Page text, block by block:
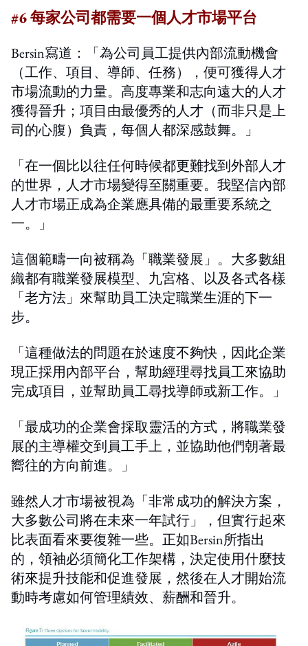
#6 每家公司都需要一個人才市場平台
Bersin寫道：「為公司員工提供內部流動機會
（工作、項目、導師、任務），便可獲得人才
市場流動的力量。高度專業和志向遠大的人才
獲得晉升；項目由最優秀的人才（而非只是上
司的心腹）負責，每個人都深感鼓舞。」
「在一個比以往任何時候都更難找到外部人才
的世界，人才市場變得至關重要。我堅信內部
人才市場正成為企業應具備的最重要系統之
一。」
這個範疇一向被稱為「職業發展」。大多數組
織都有職業發展模型、九宮格、以及各式各樣
「老方法」來幫助員工決定職業生涯的下一
步。
「這種做法的問題在於速度不夠快，因此企業
現正採用內部平台，幫助經理尋找員工來協助
完成項目，並幫助員工尋找導師或新工作。」
「最成功的企業會採取靈活的方式，將職業發
展的主導權交到員工手上，並協助他們朝著最
嚮往的方向前進。」
雖然人才市場被視為「非常成功的解決方案，
大多數公司將在未來一年試行」，但實行起來
比表面看來要復雜一些。正如Bersin所指出
的，領袖必須簡化工作架構，決定使用什麼技
術來提升技能和促進發展，然後在人才開始流
動時考慮如何管理績效、薪酬和晉升。